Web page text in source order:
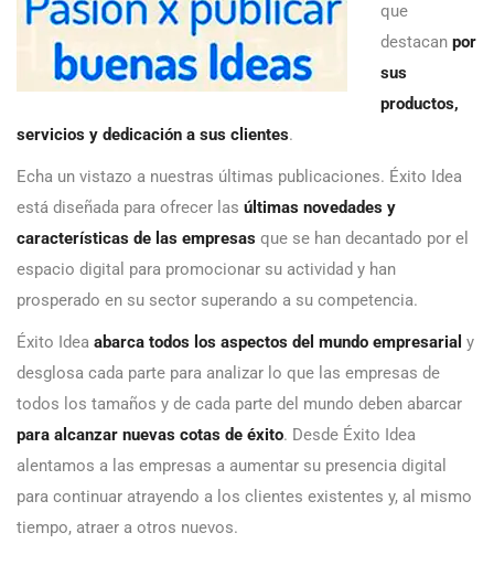
que
destacan por
sus
productos,
servicios y dedicación a sus clientes.
Echa un vistazo a nuestras últimas publicaciones. Éxito Idea
está diseñada para ofrecer las últimas novedades y
características de las empresas que se han decantado por el
espacio digital para promocionar su actividad y han
prosperado en su sector superando a su competencia.
Éxito Idea abarca todos los aspectos del mundo empresarial y
desglosa cada parte para analizar lo que las empresas de
todos los tamaños y de cada parte del mundo deben abarcar
para alcanzar nuevas cotas de éxito. Desde Éxito Idea
alentamos a las empresas a aumentar su presencia digital
para continuar atrayendo a los clientes existentes y, al mismo
tiempo, atraer a otros nuevos.